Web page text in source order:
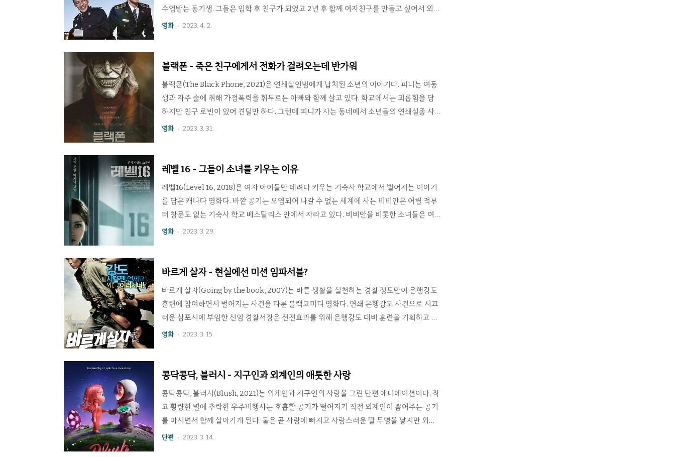
수업받는 동기생. 그들은 입학 후 친구가 되었고 2년 후 함께 여자친구를 만들고 싶어서 외
출을 나간다. 작정하고 간 클럽에서 허탕치고 나온 그들은 우연히 한 여성이 봉고차에 납치
의 매력은 바로 두사람의 주연인 박서준과 강하늘이다. 예쁜 애인이 생기길 바라는 호르몬
영화 2023. 4. 2.
블랙폰 - 죽은 친구에게서 전화가 걸려오는데 반가워
블랙폰(The Black Phone, 2021)은 연쇄살인범에게 납치된 소년의 이야기다. 피니는 여동
생과 자주 술에 취해 가정폭력을 휘두르는 아빠와 함께 살고 있다. 학교에서는 괴롭힘을 당
하지만 친구 로빈이 있어 견딜만 하다. 그런데 피니가 사는 동네에서 소년들의 연쇄실종 사
건이 벌어지고 있었고 로빈에 이어 피니마저 납치되고 마는데, 그가 갇힌 방에는 검정 색의
할을 하는 장치다. 그 전화는 아무 곳에도 연결되어 있지 않지만 피니에게 전화를 걸어 빠져
영화 2023. 3. 31.
레벨 16 - 그들이 소녀를 키우는 이유
레벨16(Level 16, 2018)은 여자 아이들만 데려다 키우는 기숙사 학교에서 벌어지는 이야기
를 담은 캐나다 영화다. 바깥 공기는 오염되어 나갈 수 없는 세계에 사는 비비안은 어릴 적부
터 창문도 없는 기숙사 학교 베스탈리스 안에서 자라고 있다. 비비안을 비롯한 소녀들은 여
러 반으로 나뉘어 있으며 시간에 따라 레벨이 올라간다. 학교에서는 그들에게 순종과 청결
스럽게 행동에 나선다. 이리워치 평점 ★★★★★★ 6/10 소녀들을 둘러싼 미스터리와 스
영화 2023. 3. 29.
바르게 살자 - 현실에선 미션 임파서블?
바르게 살자(Going by the book, 2007)는 바른 생활을 실천하는 경찰 정도만이 은행강도
훈련에 참여하면서 벌어지는 사건을 다룬 블랙코미디 영화다. 연쇄 은행강도 사건으로 시끄
러운 삼포시에 부임한 신임 경찰서장은 선전효과를 위해 은행강도 대비 훈련을 기획하고 강
도 역할을 정도만 순경에게 맡긴다. 서장 부임 첫날 자신에게 곧이곧대로 교통위반딱지를 뗀
상과는 영 다르게 진행된다. 제목에서 암시하듯 영화는 바르게 사는게 사실상 불가능한 현실
영화 2023. 3. 15.
콩닥콩닥, 블러시 - 지구인과 외계인의 애틋한 사랑
콩닥콩닥, 블러시(Blush, 2021)는 외계인과 지구인의 사랑을 그린 단편 애니메이션이다. 작
고 황량한 별에 추락한 우주비행사는 호흡할 공기가 떨어지기 직전 외계인이 뿜어주는 공기
를 마시면서 함께 살아가게 된다. 둘은 곧 사랑에 빠지고 사랑스러운 딸 두명을 낳지만 외계
인 아내는 알 수 없는 이유로 몸이 약해지고 죽음을 맞이한다. 다시 숨쉴 수 없게 된 남자는
단편 2023. 3. 14.